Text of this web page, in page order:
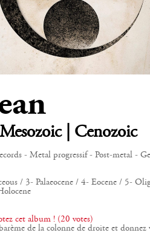
| Cenozoic
- Metal progressif - Post-metal -
/ 3- Palaeocene / 4- Eocene / 5-
cet album ! (20 votes)
de la colonne de droite et